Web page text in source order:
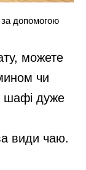
допомогою
можете
чи
шафі дуже
види чаю.